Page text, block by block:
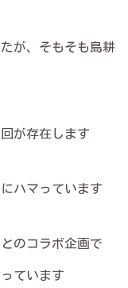
が、そもそも島耕
が存在します
ハマっています
のコラボ企画で
ています